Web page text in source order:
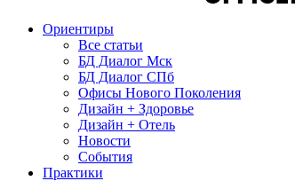
Ориентиры
Все статьи
БД Диалог Мск
БД Диалог СПб
Офисы Нового Поколения
Дизайн + Здоровье
Дизайн + Отель
Новости
События
Практики